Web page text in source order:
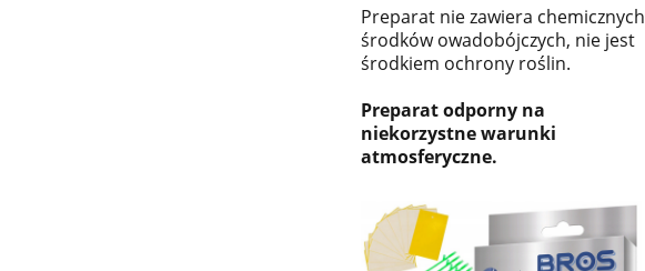
Preparat nie zawiera chemicznych
środków owadobójczych, nie jest
środkiem ochrony roślin.
Preparat odporny na
niekorzystne warunki
atmosferyczne.